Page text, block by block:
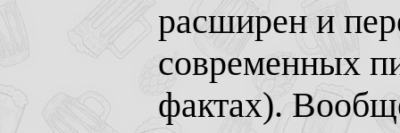
расширен и
современных
фактах).